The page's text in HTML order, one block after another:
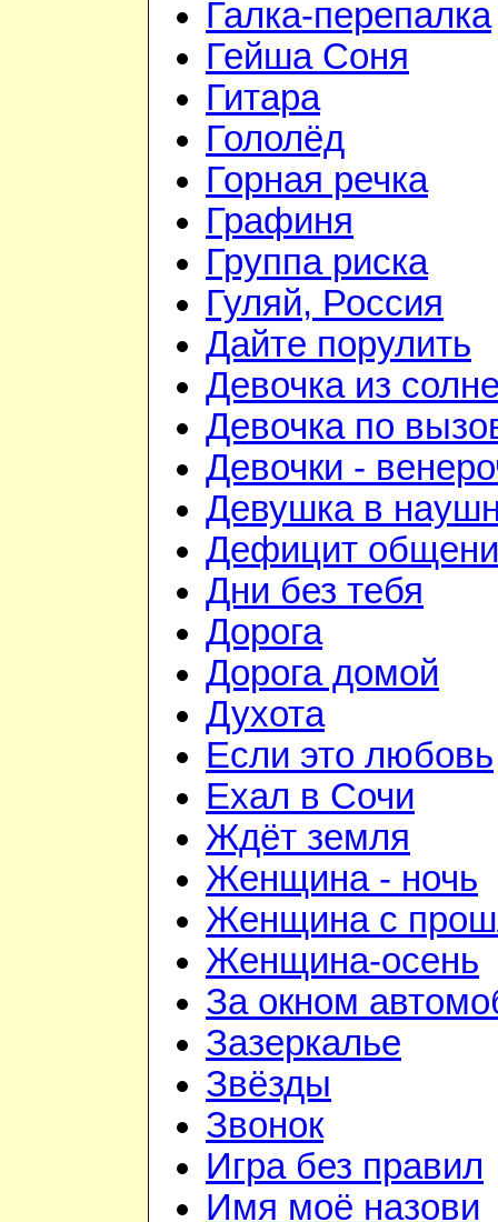
Галка-перепалка
Гейша Соня
Гитара
Гололёд
Горная речка
Графиня
Группа риска
Гуляй, Россия
Дайте порулить
Девочка из
Девочка по
Девочки -
Девушка в
Дефицит
Дни без тебя
Дорога
Дорога домой
Духота
Если это любовь
Ехал в Сочи
Ждёт земля
Женщина - ночь
Женщина с
Женщина-осень
За окном
Зазеркалье
Звёзды
Звонок
Игра без правил
Имя моё назови